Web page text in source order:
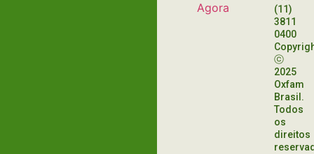
Agora
(11)
3811
0400
ⓒ
2025
Oxfam
Brasil.
Todos
os
direitos